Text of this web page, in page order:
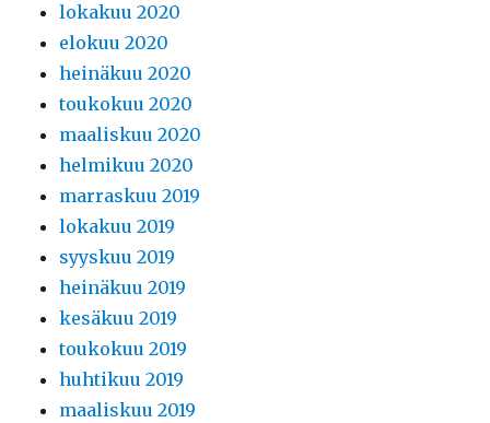
lokakuu 2020
elokuu 2020
heinäkuu 2020
toukokuu 2020
maaliskuu 2020
helmikuu 2020
marraskuu 2019
lokakuu 2019
syyskuu 2019
heinäkuu 2019
kesäkuu 2019
toukokuu 2019
huhtikuu 2019
maaliskuu 2019